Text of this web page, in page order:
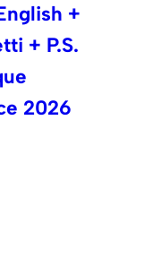
+
+ P.S.
2026